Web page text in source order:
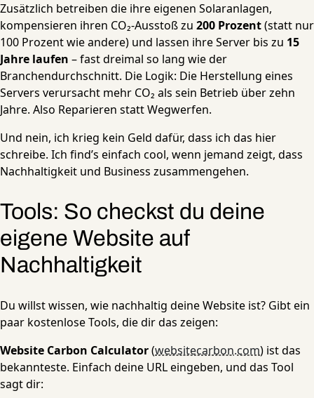
Zusätzlich betreiben die ihre eigenen Solaranlagen,
kompensieren ihren CO₂-Ausstoß zu 200 Prozent(statt nur
100 Prozent wie andere) und lassen ihre Server bis zu 15
Jahre laufen – fast dreimal so lang wie der
Branchendurchschnitt. Die Logik: Die Herstellung eines
Servers verursacht mehr CO₂ als sein Betrieb über zehn
Jahre. Also Reparieren statt Wegwerfen.
Und nein, ich krieg kein Geld dafür, dass ich das hier
schreibe. Ich find’s einfach cool, wenn jemand zeigt, dass
Nachhaltigkeit und Business zusammengehen.
Tools: So checkst du deine
eigene Website auf
Nachhaltigkeit
Du willst wissen, wie nachhaltig deine Website ist? Gibt ein
paar kostenlose Tools, die dir das zeigen:
Website Carbon Calculator(websitecarbon.com) ist das
bekannteste. Einfach deine URL eingeben, und das Tool
sagt dir: